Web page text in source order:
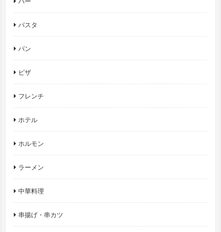
パスタ
パン
ピザ
フレンチ
ホテル
ホルモン
ラーメン
中華料理
串揚げ・串カツ